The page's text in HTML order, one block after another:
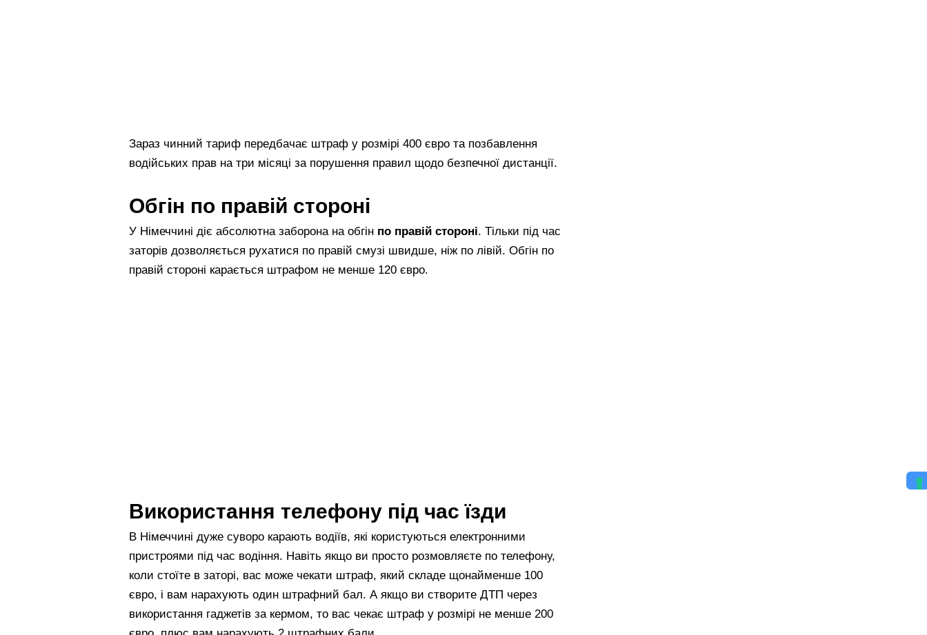
Зараз чинний тариф передбачає штраф у розмірі 400 євро та позбавлення
водійських прав на три місяці за порушення правил щодо безпечної дистанції.
Обгін по правій стороні
У Німеччині діє абсолютна заборона на обгін по правій стороні. Тільки під час
заторів дозволяється рухатися по правій смузі швидше, ніж по лівій. Обгін по
правій стороні карається штрафом не менше 120 євро.
Використання телефону під час їзди
В Німеччині дуже суворо карають водіїв, які користуються електронними
пристроями під час водіння. Навіть якщо ви просто розмовляєте по телефону,
коли стоїте в заторі, вас може чекати штраф, який складе щонайменше 100
євро, і вам нарахують один штрафний бал. А якщо ви створите ДТП через
використання гаджетів за кермом, то вас чекає штраф у розмірі не менше 200